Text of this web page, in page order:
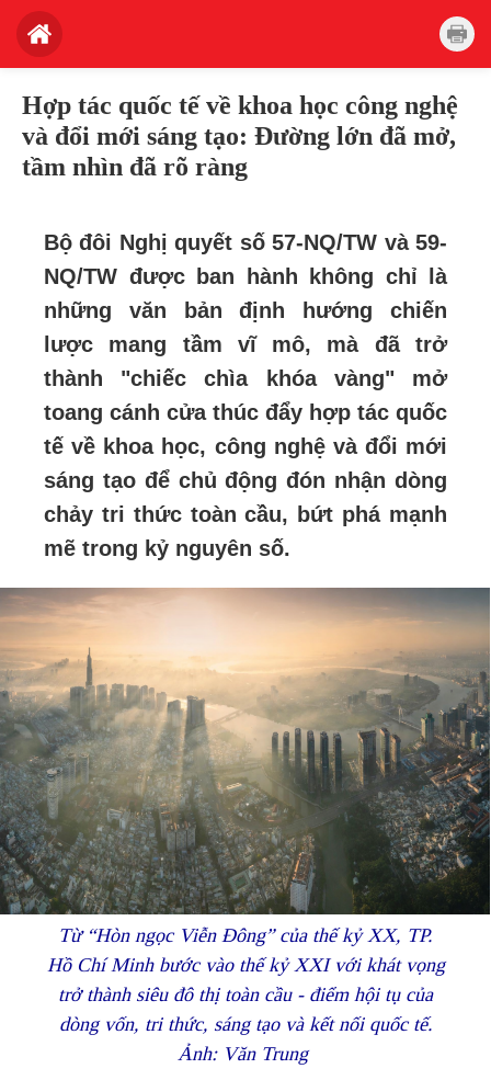
Hợp tác quốc tế về khoa học công nghệ
và đổi mới sáng tạo: Đường lớn đã mở,
tầm nhìn đã rõ ràng
Bộ đôi Nghị quyết số 57-NQ/TW và 59-
NQ/TW được ban hành không chỉ là
những văn bản định hướng chiến
lược mang tầm vĩ mô, mà đã trở
thành "chiếc chìa khóa vàng" mở
toang cánh cửa thúc đẩy hợp tác quốc
tế về khoa học, công nghệ và đổi mới
sáng tạo để chủ động đón nhận dòng
chảy tri thức toàn cầu, bứt phá mạnh
mẽ trong kỷ nguyên số.
Từ “Hòn ngọc Viễn Đông” của thế kỷ XX, TP.
Hồ Chí Minh bước vào thế kỷ XXI với khát vọng
trở thành siêu đô thị toàn cầu - điểm hội tụ của
dòng vốn, tri thức, sáng tạo và kết nối quốc tế.
Ảnh: Văn Trung